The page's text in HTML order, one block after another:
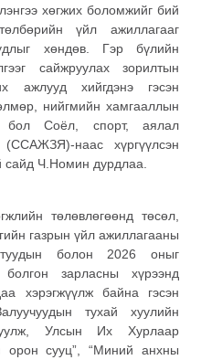
хөгжих боломжийг бий
үйл ажиллагааг
хөндөв. Гэр бүлийн
сайжруулах зорилтын
ажлууд хийгдэнэ гэсэн
нийгмийн хамгааллын
бол Соёл, спорт, аялал
наас хүргүүлсэн
сайд Ч.Номин дурдлаа.
төлөвлөгөөнд төсөл,
газрын үйл ажиллагааны
болон 2026 оныг
зарласны хүрээнд
хэрэгжүүлж байна гэсэн
тухай хуулийн
Улсын Их Хурлаар
орон сууц”, “Миний анхны